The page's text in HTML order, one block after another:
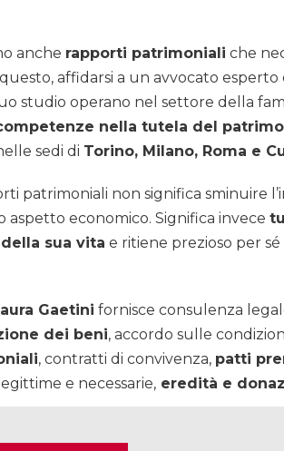
anche rapporti patrimoniali che
affidarsi a un avvocato
studio operano nel settore della
nella tutela del
sedi di Torino, Milano, Roma e
patrimoniali non significa sminuire
aspetto economico. Significa invece
sua vita e ritiene prezioso per
Gaetini fornisce consulenza
dei beni, accordo sulle
, contratti di convivenza, patti
e necessarie,eredità e